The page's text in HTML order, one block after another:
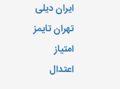
ایران دیلی
تهران تایمز
امتیاز
اعتدال